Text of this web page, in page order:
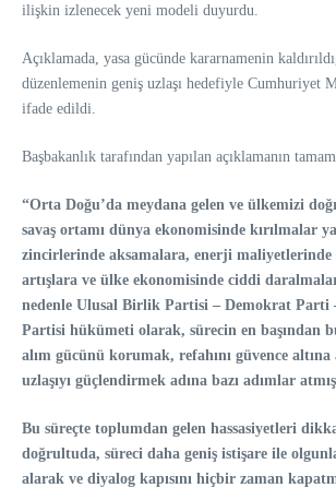
ilişkin izlenecek yeni modeli duyurdu.
Açıklamada, yasa gücünde kararnamenin
düzenlemenin geniş uzlaşı hedefiyle Cumhuriyet
ifade edildi.
Başbakanlık tarafından yapılan açıklamanın
“Orta Doğu’da meydana gelen ve ülkemizi
savaş ortamı dünya ekonomisinde kırılmalar
zincirlerinde aksamalara, enerji maliyetlerinde
artışlara ve ülke ekonomisinde ciddi
nedenle Ulusal Birlik Partisi – Demokrat Parti
Partisi hükümeti olarak, sürecin en başından
alım gücünü korumak, refahını güvence
uzlaşıyı güçlendirmek adına bazı adımlar
Bu süreçte toplumdan gelen hassasiyetleri
doğrultuda, süreci daha geniş istişare ile
alarak ve diyalog kapısını hiçbir zaman